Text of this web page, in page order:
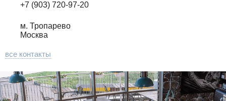
+7 (903) 720-97-20
м. Тропарево
Москва
все контакты